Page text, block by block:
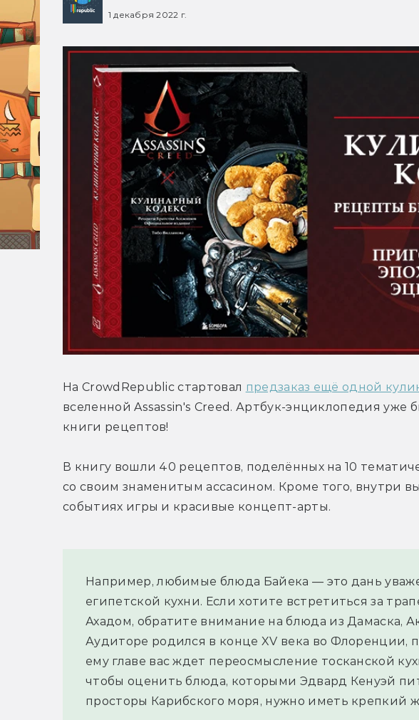
1 декабря 2022 г.
На CrowdRepublic стартовал предзаказ ещё одной
вселенной Assassin's Creed. Артбук-энциклопедия уже
книги рецептов!
В книгу вошли 40 рецептов, поделённых на 10
со своим знаменитым ассасином. Кроме того, внутри
событиях игры и красивые концепт-арты.
Например, любимые блюда Байека — это дань
египетской кухни. Если хотите встретиться за
Ахадом, обратите внимание на блюда из Дамаска,
Аудиторе родился в конце XV века во Флоренции,
ему главе вас ждет переосмысление тосканской
чтобы оценить блюда, которыми Эдвард Кенуэй
просторы Карибского моря, нужно иметь крепкий